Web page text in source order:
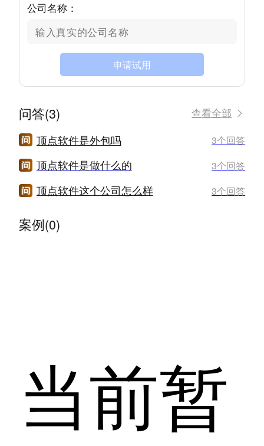
公司名称：
申请试用
问答(3) 查看全部
顶点软件是外包吗 3个回答
顶点软件是做什么的 3个回答
顶点软件这个公司怎么样 3个回答
案例(0)
当前暂